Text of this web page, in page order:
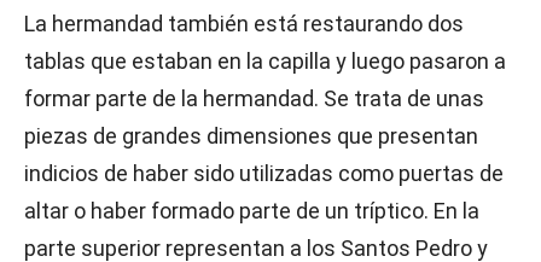
La hermandad también está restaurando dos
tablas que estaban en la capilla y luego pasaron a
formar parte de la hermandad. Se trata de unas
piezas de grandes dimensiones que presentan
indicios de haber sido utilizadas como puertas de
altar o haber formado parte de un tríptico. En la
parte superior representan a los Santos Pedro y